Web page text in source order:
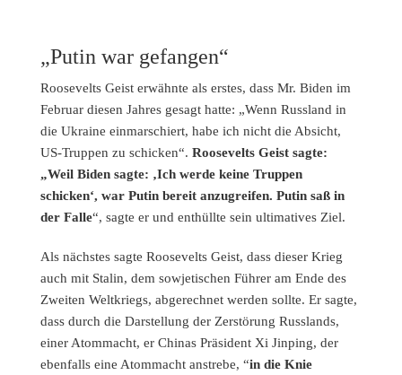
„Putin war gefangen“
Roosevelts Geist erwähnte als erstes, dass Mr. Biden im
Februar diesen Jahres gesagt hatte: „Wenn Russland in
die Ukraine einmarschiert, habe ich nicht die Absicht,
US-Truppen zu schicken“. Roosevelts Geist sagte:
„Weil Biden sagte: ‚Ich werde keine Truppen
schicken‘, war Putin bereit anzugreifen. Putin saß in
der Falle“, sagte er und enthüllte sein ultimatives Ziel.
Als nächstes sagte Roosevelts Geist, dass dieser Krieg
auch mit Stalin, dem sowjetischen Führer am Ende des
Zweiten Weltkriegs, abgerechnet werden sollte. Er sagte,
dass durch die Darstellung der Zerstörung Russlands,
einer Atommacht, er Chinas Präsident Xi Jinping, der
ebenfalls eine Atommacht anstrebe, “in die Knie